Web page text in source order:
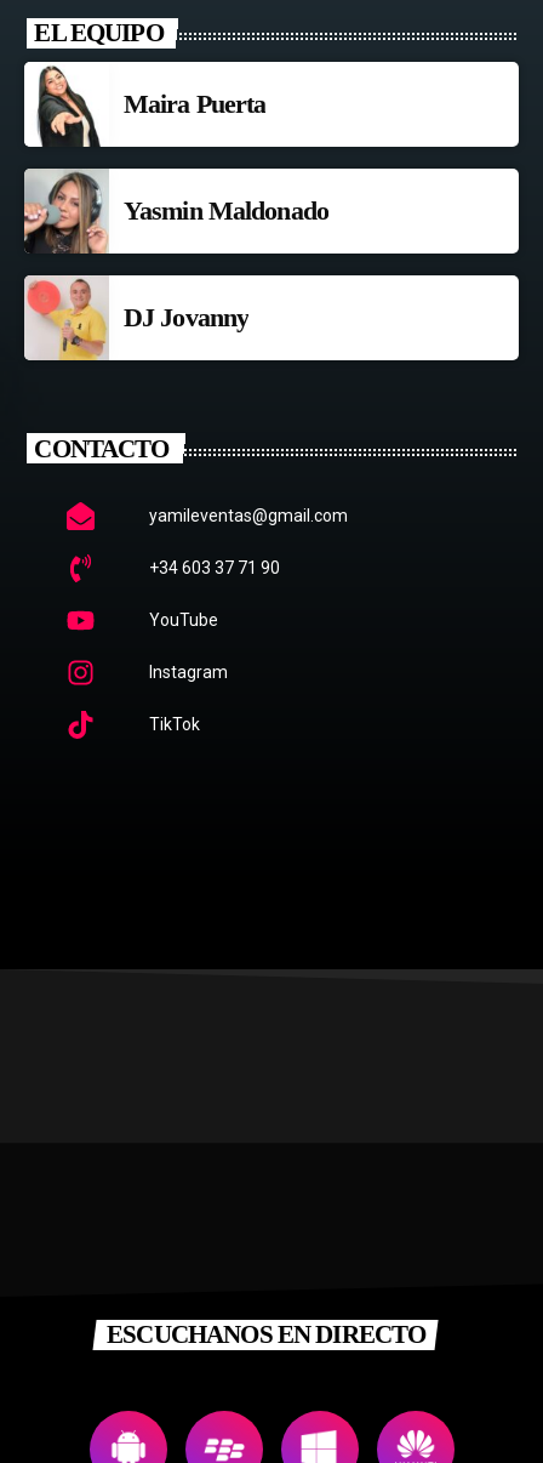
EL EQUIPO
Maira Puerta
Yasmin Maldonado
DJ Jovanny
CONTACTO
yamileventas@gmail.com
+34 603 37 71 90
YouTube
Instagram
TikTok
ESCUCHANOS EN DIRECTO